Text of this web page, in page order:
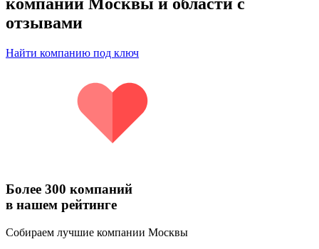
отзывами
Найти компанию под ключ
Более 300 компаний
в нашем рейтинге
Собираем лучшие компании Москвы